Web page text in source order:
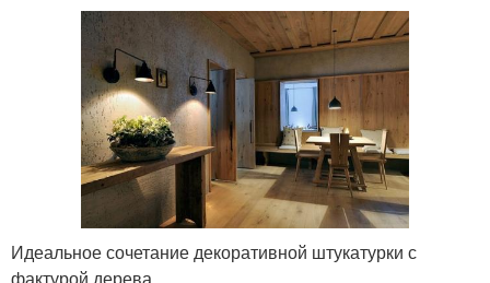
Идеальное сочетание декоративной штукатурки с